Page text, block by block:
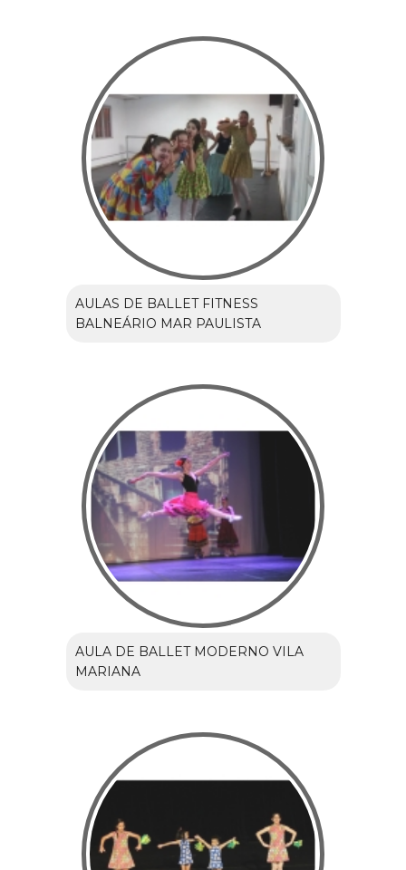
AULAS DE BALLET FITNESS
BALNEÁRIO MAR PAULISTA
AULA DE BALLET MODERNO VILA
MARIANA